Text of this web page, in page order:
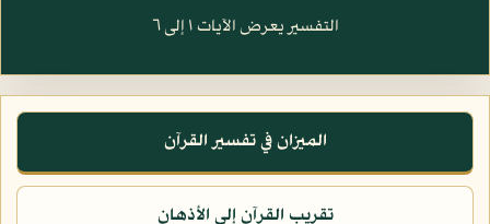
التفسير يعرض الآيات ١ إلى ٦
الميزان في تفسير القرآن
تقريب القرآن إلى الأذهان